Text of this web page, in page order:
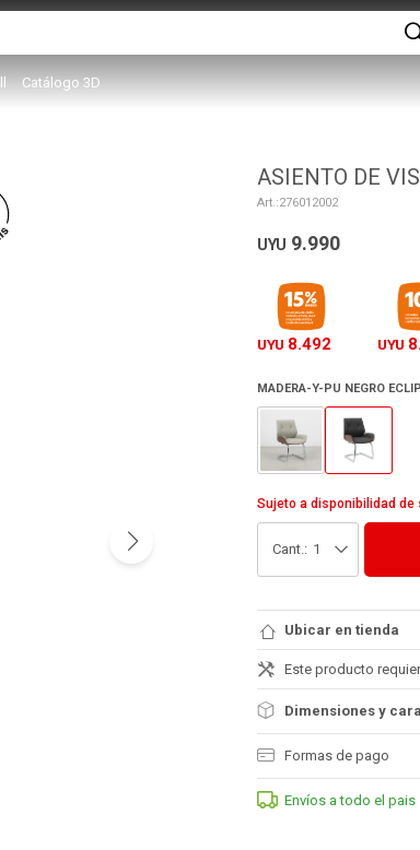
Catálogo 3D
ASIENTO DE
276012002
UYU 9.990
UYU 8.492 UYU
MADERA-Y-PU NEGRO
Sujeto a disponibilidad de
1
Ubicar en tienda
Este producto
Dimensiones y
Formas de pago
Envíos a todo el pais